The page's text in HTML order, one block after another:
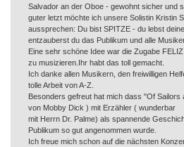
Salvador an der Oboe - gewohnt sicher und
guter letzt möchte ich unsere Solistin Kristin
aussprechen: Du bist SPITZE - du lebst
entzauberst du das Publikum und alle
Eine sehr schöne Idee war die Zugabe
zu musizieren.Ihr habt das toll gemacht.
Ich danke allen Musikern, den freiwilligen
tolle Arbeit von A-Z.
Besonders gefreut hat mich dass "Of
von Mobby Dick ) mit Erzähler ( wunderbar
mit Herrn Dr. Palme) als spannende
Publikum so gut angenommen wurde.
Ich freue mich schon auf die nächsten